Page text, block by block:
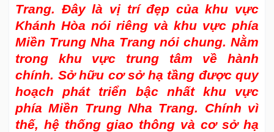
Trang. Đây là vị trí đẹp của khu vực
Khánh Hòa nói riêng và khu vực phía
Miền Trung Nha Trang nói chung. Nằm
trong khu vực trung tâm về hành
chính. Sở hữu cơ sở hạ tầng được quy
hoạch phát triển bậc nhất khu vực
phía Miền Trung Nha Trang. Chính vì
thế, hệ thống giao thông và cơ sở hạ